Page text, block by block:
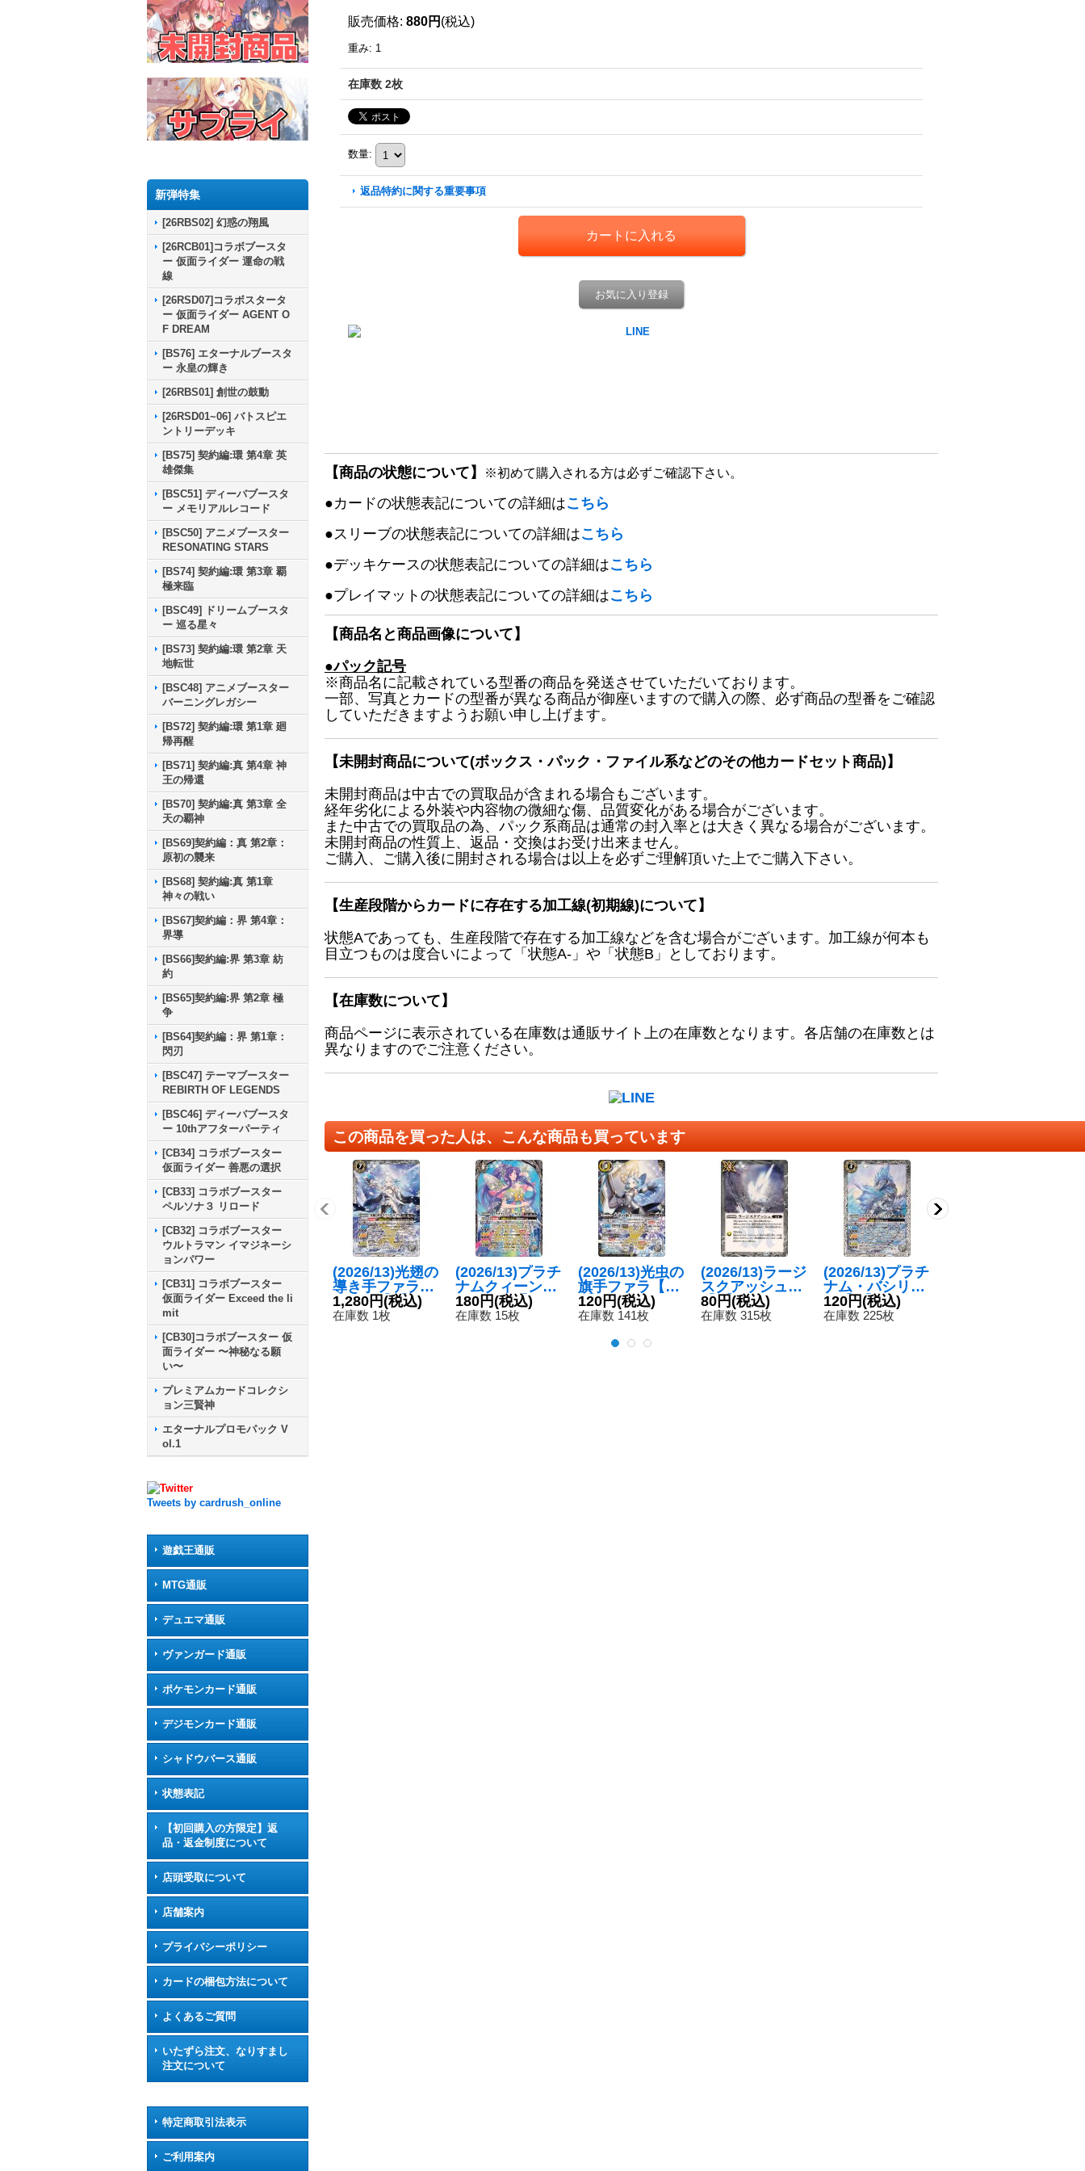
新弾特集
[26RBS02] 幻惑の翔風
[26RCB01]コラボブースタ
ー 仮面ライダー 運命の戦
線
[26RSD07]コラボスタータ
ー 仮面ライダー AGENT O
F DREAM
[BS76] エターナルブースタ
ー 永皇の輝き
[26RBS01] 創世の鼓動
[26RSD01~06] バトスピエ
ントリーデッキ
[BS75] 契約編:環 第4章 英
雄傑集
[BSC51] ディーバブースタ
ー メモリアルレコード
[BSC50] アニメブースター
RESONATING STARS
[BS74] 契約編:環 第3章 覇
極来臨
[BSC49] ドリームブースタ
ー 巡る星々
[BS73] 契約編:環 第2章 天
地転世
[BSC48] アニメブースター
バーニングレガシー
[BS72] 契約編:環 第1章 廻
帰再醒
[BS71] 契約編:真 第4章 神
王の帰還
[BS70] 契約編:真 第3章 全
天の覇神
[BS69]契約編：真 第2章：
原初の襲来
[BS68] 契約編:真 第1章
神々の戦い
[BS67]契約編：界 第4章：
界導
[BS66]契約編:界 第3章 紡
約
[BS65]契約編:界 第2章 極
争
[BS64]契約編：界 第1章：
閃刃
[BSC47] テーマブースター
REBIRTH OF LEGENDS
[BSC46] ディーバブースタ
ー 10thアフターパーティ
[CB34] コラボブースター
仮面ライダー 善悪の選択
[CB33] コラボブースター
ペルソナ３ リロード
[CB32] コラボブースター
ウルトラマン イマジネーシ
ョンパワー
[CB31] コラボブースター
仮面ライダー Exceed the li
mit
[CB30]コラボブースター 仮
面ライダー 〜神秘なる願
い〜
プレミアムカードコレクシ
ョン三賢神
エターナルプロモパック V
ol.1
Tweets by cardrush_online
遊戯王通販
MTG通販
デュエマ通販
ヴァンガード通販
ポケモンカード通販
デジモンカード通販
シャドウバース通販
状態表記
【初回購入の方限定】返
品・返金制度について
店頭受取について
店舗案内
プライバシーポリシー
カードの梱包方法について
よくあるご質問
いたずら注文、なりすまし
注文について
特定商取引法表示
ご利用案内
販売価格: 880円 (税込)
重み: 1
在庫数 2枚
数量:
返品特約に関する重要事項
お気に入り登録
【商品の状態について】 ※初めて購入される方は必ずご確認下さい。
●カードの状態表記についての詳細はこちら
●スリーブの状態表記についての詳細はこちら
●デッキケースの状態表記についての詳細はこちら
●プレイマットの状態表記についての詳細はこちら
【商品名と商品画像について】
●パック記号
※商品名に記載されている型番の商品を発送させていただいております。
一部、写真とカードの型番が異なる商品が御座いますので購入の際、必ず商品の型番をご確認
していただきますようお願い申し上げます。
【未開封商品について(ボックス・パック・ファイル系などのその他カードセット商品)】
未開封商品は中古での買取品が含まれる場合もございます。
経年劣化による外装や内容物の微細な傷、品質変化がある場合がございます。
また中古での買取品の為、パック系商品は通常の封入率とは大きく異なる場合がございます。
未開封商品の性質上、返品・交換はお受け出来ません。
ご購入、ご購入後に開封される場合は以上を必ずご理解頂いた上でご購入下さい。
【生産段階からカードに存在する加工線(初期線)について】
状態Aであっても、生産段階で存在する加工線などを含む場合がございます。加工線が何本も
目立つものは度合いによって「状態A-」や「状態B」としております。
【在庫数について】
商品ページに表示されている在庫数は通販サイト上の在庫数となります。各店舗の在庫数とは
異なりますのでご注意ください。
この商品を買った人は、こんな商品も買っています
(2026/13)光翅の
導き手ファラ・
ルクス【X】{B
S76-X07}《白》
1,280円(税込)
在庫数 1枚
(2026/13)プラチ
ナムクィーン・
カトレア【A
X】{BS76-AX0
180円(税込)
在庫数 15枚
(2026/13)光虫の
旗手ファラ【C
X】{BS76-CX0
3}《白》
120円(税込)
在庫数 141枚
(2026/13)ラージ
スクアッシュ
【R】{BS76-08
6}《白》
80円(税込)
在庫数 315枚
(2026/13)プラチ
ナム・バシリス
ク【M】{BS76-
035}《白》
120円(税込)
在庫数 225枚